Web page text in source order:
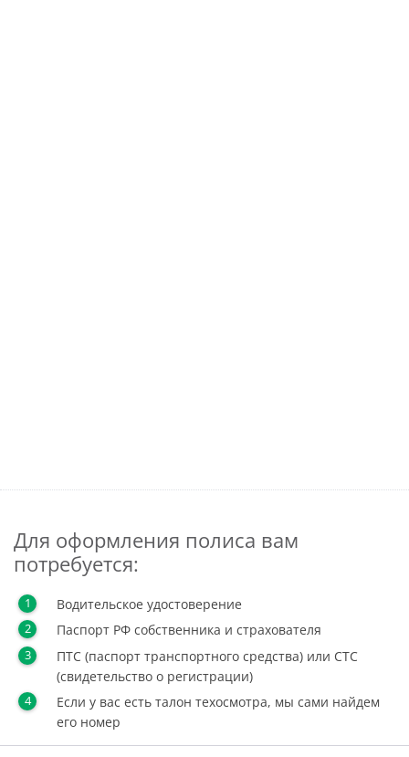
Для оформления полиса вам
потребуется:
Водительское удостоверение
Паспорт РФ собственника и страхователя
ПТС (паспорт транспортного средства) или СТС
(свидетельство о регистрации)
Если у вас есть талон техосмотра, мы сами найдем
его номер